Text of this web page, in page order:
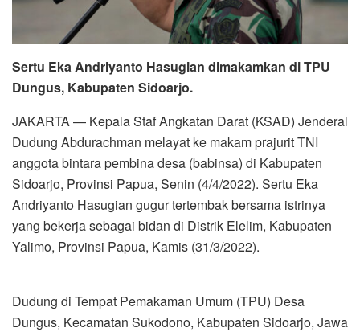
Sertu Eka Andriyanto Hasugian dimakamkan di TPU
Dungus, Kabupaten Sidoarjo.
JAKARTA — Kepala Staf Angkatan Darat (KSAD) Jenderal
Dudung Abdurachman melayat ke makam prajurit TNI
anggota bintara pembina desa (babinsa) di Kabupaten
Sidoarjo, Provinsi Papua, Senin (4/4/2022). Sertu Eka
Andriyanto Hasugian gugur tertembak bersama istrinya
yang bekerja sebagai bidan di Distrik Elelim, Kabupaten
Yalimo, Provinsi Papua, Kamis (31/3/2022).
Dudung di Tempat Pemakaman Umum (TPU) Desa
Dungus, Kecamatan Sukodono, Kabupaten Sidoarjo, Jawa